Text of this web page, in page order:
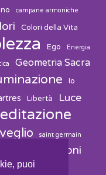
campane armoniche
Colori della Vita
Ego Energia
Geometria Sacra
Io
Libertà Luce
saint germain
vibrazioni
puoi